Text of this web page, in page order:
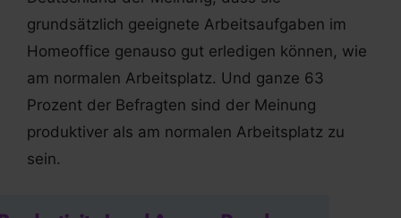
grundsätzlich geeignete Arbeitsaufgaben im
Homeoffice genauso gut erledigen können, wie
am normalen Arbeitsplatz. Und ganze 63
Prozent der Befragten sind der Meinung
produktiver als am normalen Arbeitsplatz zu
sein.